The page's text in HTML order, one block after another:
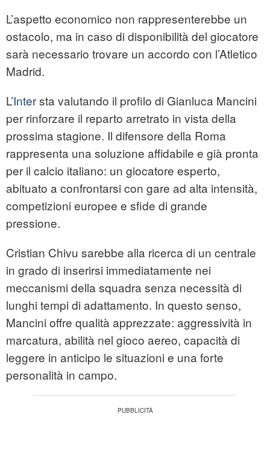
L’aspetto economico non rappresenterebbe un
ostacolo, ma in caso di disponibilità del giocatore
sarà necessario trovare un accordo con l’Atletico
Madrid.
L’Intersta valutando il profilo di Gianluca Mancini
per rinforzare il reparto arretrato in vista della
prossima stagione. Il difensore della Roma
rappresenta una soluzione affidabile e già pronta
per il calcio italiano: un giocatore esperto,
abituato a confrontarsi con gare ad alta intensità,
competizioni europee e sfide di grande
pressione.
Cristian Chivu sarebbe alla ricerca di un centrale
in grado di inserirsi immediatamente nei
meccanismi della squadra senza necessità di
lunghi tempi di adattamento. In questo senso,
Mancini offre qualità apprezzate: aggressività in
marcatura, abilità nel gioco aereo, capacità di
leggere in anticipo le situazioni e una forte
personalità in campo.